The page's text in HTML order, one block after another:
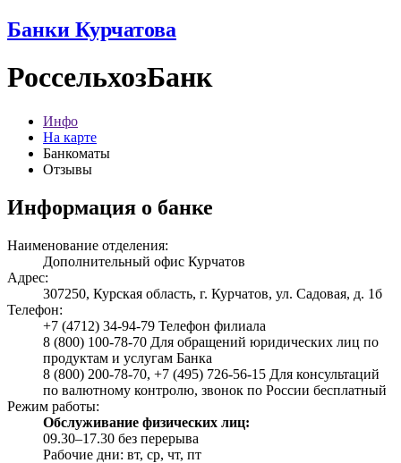
Банки Курчатова
РоссельхозБанк
Инфо
На карте
Банкоматы
Отзывы
Информация о банке
Наименование отделения:
Дополнительный офис Курчатов
Адрес:
307250, Курская область, г. Курчатов, ул. Садовая, д. 1б
Телефон:
+7 (4712) 34-94-79 Телефон филиала
8 (800) 100-78-70 Для обращений юридических лиц по
продуктам и услугам Банка
8 (800) 200-78-70, +7 (495) 726-56-15 Для консультаций
по валютному контролю, звонок по России бесплатный
Режим работы:
Обслуживание физических лиц:
09.30–17.30 без перерыва
Рабочие дни: вт, ср, чт, пт